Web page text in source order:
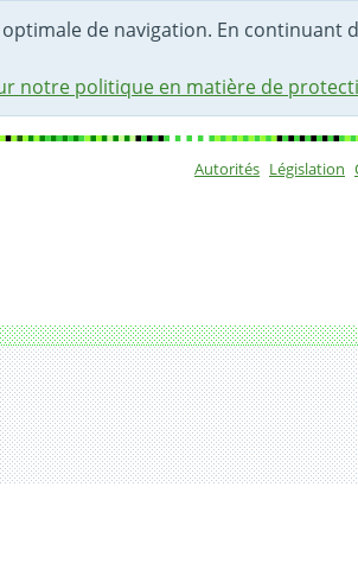
de navigation. En continuant
notre politique en matière de
Autorités Législation